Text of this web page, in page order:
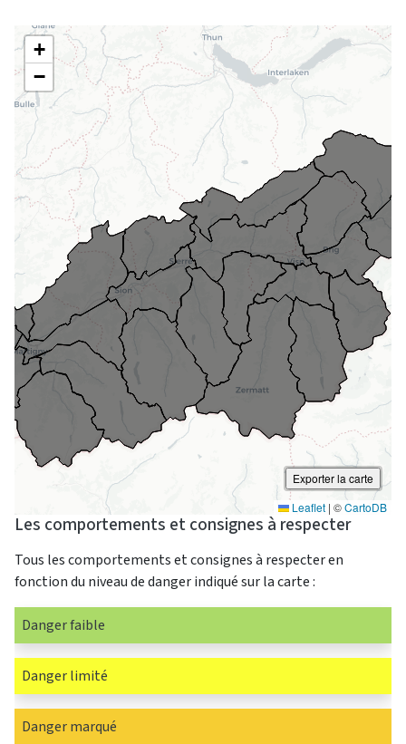
+
−
Exporter la carte
Leaflet | ©CartoDB
Les comportements et consignes à respecter
Tous les comportements et consignes à respecter en
fonction du niveau de danger indiqué sur la carte :
Danger faible
Danger limité
Danger marqué